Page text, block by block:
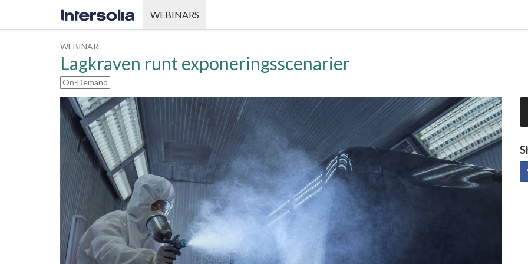
WEBINARS
WEBINAR
Lagkraven runt exponeringsscenarier
On-Demand